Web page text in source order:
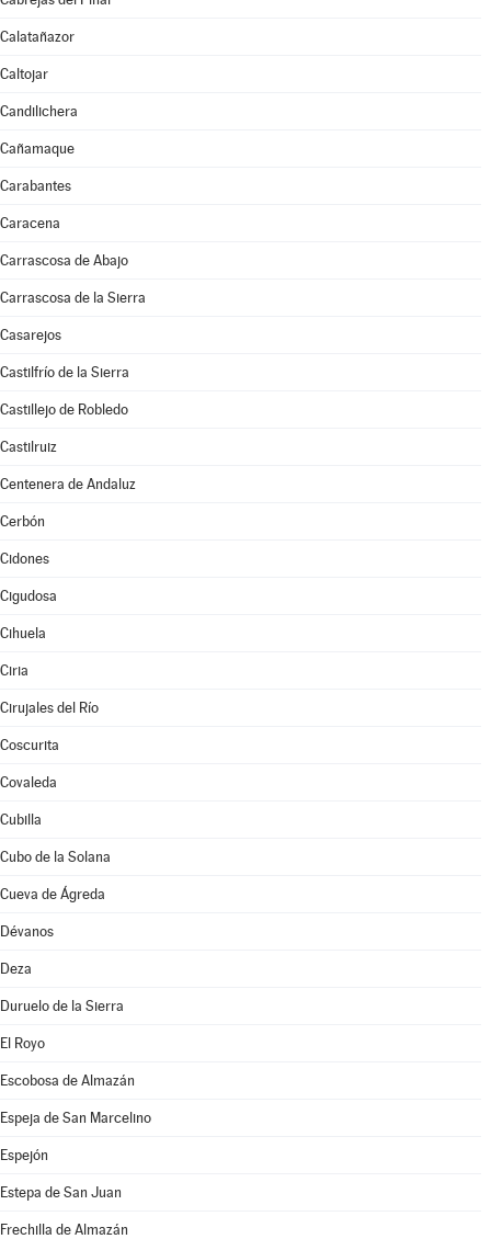
Calatañazor
Caltojar
Candilichera
Cañamaque
Carabantes
Caracena
Carrascosa de Abajo
Carrascosa de la Sierra
Casarejos
Castilfrío de la Sierra
Castillejo de Robledo
Castilruiz
Centenera de Andaluz
Cerbón
Cidones
Cigudosa
Cihuela
Ciria
Cirujales del Río
Coscurita
Covaleda
Cubilla
Cubo de la Solana
Cueva de Ágreda
Dévanos
Deza
Duruelo de la Sierra
El Royo
Escobosa de Almazán
Espeja de San Marcelino
Espejón
Estepa de San Juan
Frechilla de Almazán